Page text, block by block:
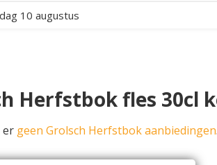
10 augustus
Herfstbok fles 30cl
er geen Grolsch Herfstbok aanbiedingen